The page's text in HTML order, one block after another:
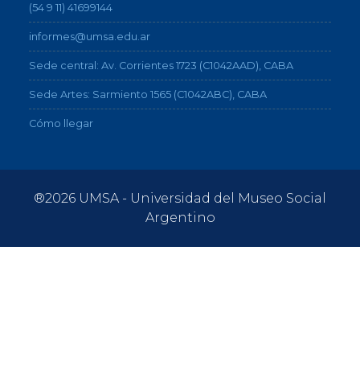
(54 9 11) 41699144
informes@umsa.edu.ar
Sede central: Av. Corrientes 1723 (C1042AAD), CABA
Sede Artes: Sarmiento 1565 (C1042ABC), CABA
Cómo llegar
®2026 UMSA - Universidad del Museo Social
Argentino